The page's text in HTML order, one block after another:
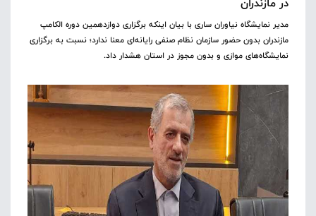
مدیر نمایشگاه نیاوران ساری با بیان اینکه برگزاری دوازدهمین دوره الکامپ
مازندران بدون حضور سازمان نظام صنفی رایانه‌ای معنا ندارد؛ نسبت به برگزاری
نمایشگاه‌های موازی و بدون مجوز در استان هشدار داد.